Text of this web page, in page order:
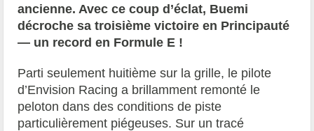
ancienne. Avec ce coup d’éclat, Buemi
décroche sa troisième victoire en Principauté
— un record en Formule E !
Parti seulement huitième sur la grille, le pilote
d’Envision Racing a brillamment remonté le
peloton dans des conditions de piste
particulièrement piégeuses. Sur un tracé